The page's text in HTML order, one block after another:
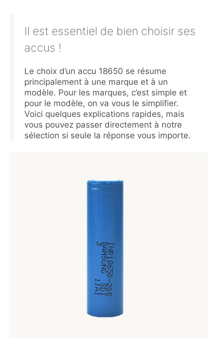
Il est essentiel de bien choisir ses
accus !
Le choix d’un accu 18650 se résume
principalement à une marque et à un
modèle. Pour les marques, c’est simple et
pour le modèle, on va vous le simplifier.
Voici quelques explications rapides, mais
vous pouvez passer directement à notre
sélection si seule la réponse vous importe.